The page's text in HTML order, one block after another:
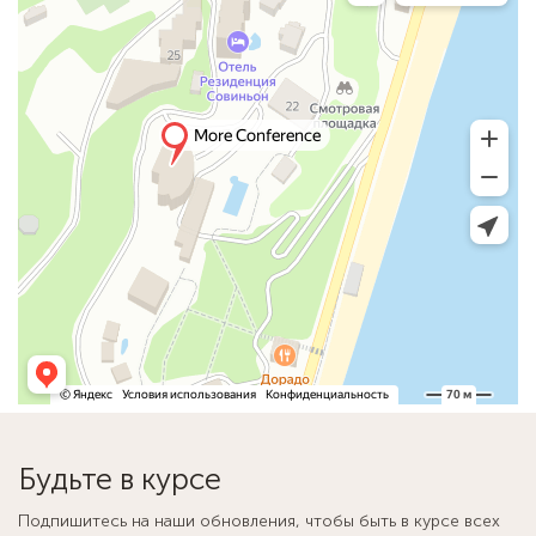
Будьте в курсе
Подпишитесь на наши обновления, чтобы быть в курсе всех